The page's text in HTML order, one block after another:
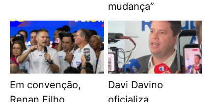
mudança”
Em convenção,
Renan Filho
Davi Davino
oficializa